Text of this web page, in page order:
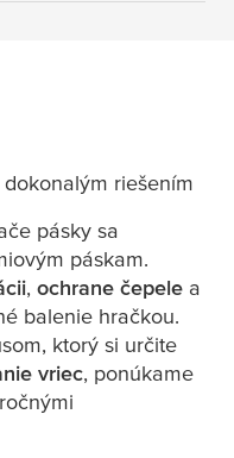
riešením
pásky sa
páskam.
, ochrane čepele a
balenie hračkou.
ktorý si určite
vriec, ponúkame